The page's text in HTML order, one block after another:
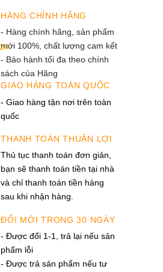
HÀNG CHÍNH HÃNG
- Hàng chính hãng, sản phẩm
mới 100%, chất lượng cam kết
- Bảo hành tối đa theo chính
sách của Hãng
GIAO HÀNG TOÀN QUỐC
- Giao hàng tận nơi trên toàn
quốc
THANH TOÁN THUẬN LỢI
Thủ tục thanh toán đơn giản,
bạn sẽ thanh toán tiền tại nhà
và chỉ thanh toán tiền hàng
sau khi nhận hàng.
ĐỔI MỚI TRONG 30 NGÀY
- Được đổi 1-1, trả lại nếu sản
phẩm lỗi
- Được trả sản phẩm nếu tư